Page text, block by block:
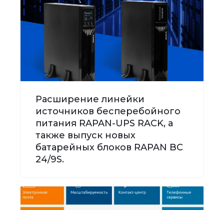
Расширение линейки
источников бесперебойного
питания RAPAN-UPS RACK, а
также выпуск новых
батарейных блоков RAPAN BC
24/9S.